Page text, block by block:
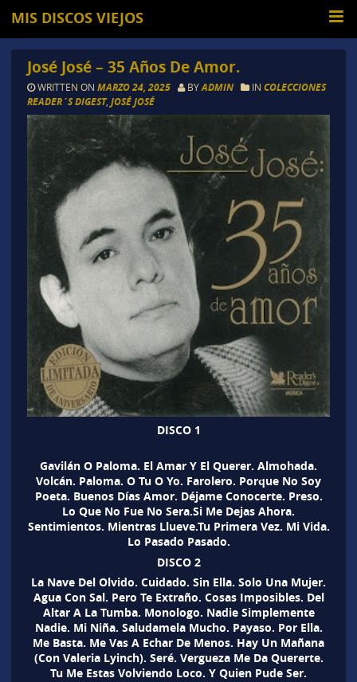
MIS DISCOS VIEJOS
José José – 35 Años De Amor.
WRITTEN ON MARZO 24, 2025 BYADMIN IN COLECCIONES
READER´S DIGEST, JOSÉ JOSÉ
DISCO 1
Gavilán O Paloma. El Amar Y El Querer. Almohada.
Volcán. Paloma. O Tu O Yo. Farolero. Porque No Soy
Poeta. Buenos Días Amor. Déjame Conocerte. Preso.
Lo Que No Fue No Sera.Si Me Dejas Ahora.
Sentimientos. Mientras Llueve.Tu Primera Vez. Mi Vida.
Lo Pasado Pasado.
DISCO 2
La Nave Del Olvido. Cuidado. Sin Ella. Solo Una Mujer.
Agua Con Sal. Pero Te Extraño. Cosas Imposibles. Del
Altar A La Tumba. Monologo. Nadie Simplemente
Nadie. Mi Niña. Saludamela Mucho. Payaso. Por Ella.
Me Basta. Me Vas A Echar De Menos. Hay Un Mañana
(Con Valeria Lyinch). Seré. Vergueza Me Da Quererte.
Tu Me Estas Volviendo Loco. Y Quien Pude Ser.